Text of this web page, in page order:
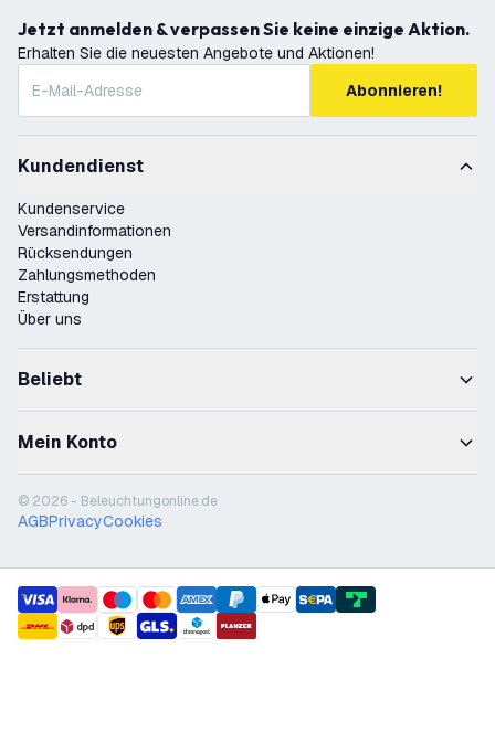
Jetzt anmelden & verpassen Sie keine einzige Aktion.
Erhalten Sie die neuesten Angebote und Aktionen!
Abonnieren!
Kundendienst
Kundenservice
Versandinformationen
Rücksendungen
Zahlungsmethoden
Erstattung
Über uns
Beliebt
Mein Konto
© 2026 - Beleuchtungonline.de
AGBPrivacyCookies
payment methods
shipment methods